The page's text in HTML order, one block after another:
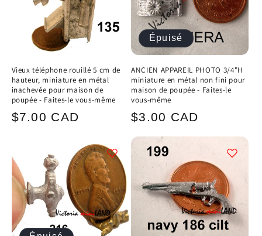
Vieux téléphone rouillé 5 cm de
hauteur, miniature en métal
inachevée pour maison de
poupée - Faites-le vous-même
Prix
$7.00 CAD
Épuisé
ANCIEN APPAREIL PHOTO 3/4"H
miniature en métal non fini pour
maison de poupée - Faites-le
vous-même
Prix
$3.00 CAD